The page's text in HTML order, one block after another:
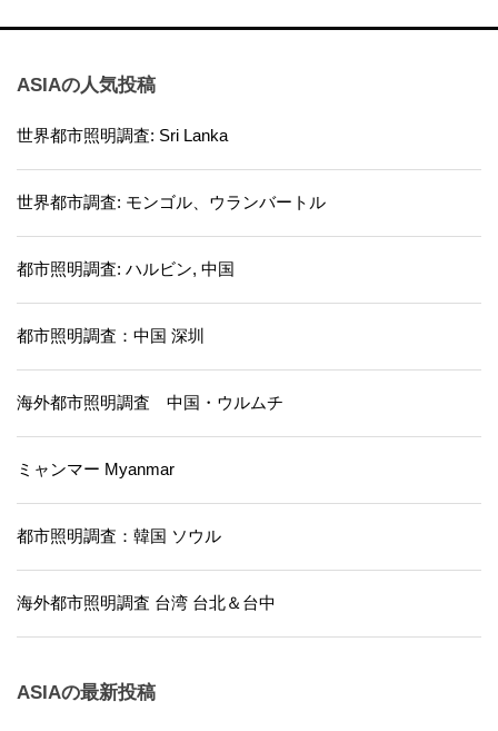
ASIAの人気投稿
世界都市照明調査: Sri Lanka
世界都市調査: モンゴル、ウランバートル
都市照明調査: ハルビン, 中国
都市照明調査：中国 深圳
海外都市照明調査 中国・ウルムチ
ミャンマー Myanmar
都市照明調査：韓国 ソウル
海外都市照明調査 台湾 台北＆台中
ASIAの最新投稿